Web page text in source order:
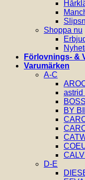
Shoppa nu
Förlovnings- &
Varumärken
A-C
astrid
BOSS
BY
D-E